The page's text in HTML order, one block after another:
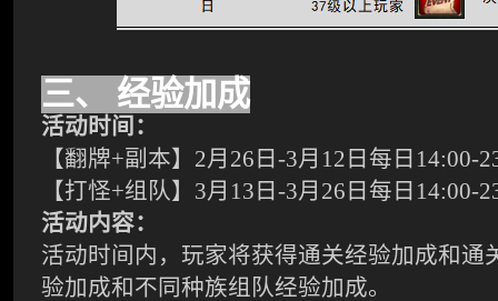
三、 经验加成
活动时间：
【翻牌+副本】2月26日-3月12日每日14:00-
【打怪+组队】3月13日-3月26日每日14:00-
活动内容：
活动时间内，玩家将获得通关经验加成和通
验加成和不同种族组队经验加成。